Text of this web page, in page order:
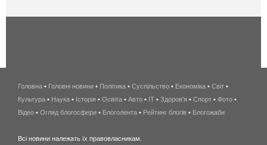
беспроводной
интернет
киев
Головна • Головні новини • Політика • Суспільство • Економіка • Світ •
Культура • Наука • Історія • Освіта • Авто • IT • Здоров'я • Спорт • Фото •
Відео • Огляд блогосфери • Блоголента • Рейтинг блогів • Блогожаби
Всі новини належать їх правовласникам.